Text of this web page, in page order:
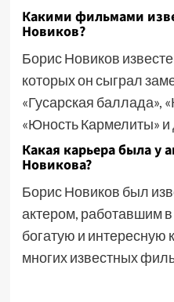
Какими фильмами
Новиков?
Борис Новиков
которых он сыграл
«Гусарская баллада»,
«Юность Кармелиты» и
Какая карьера была у
Новикова?
Борис Новиков был
актером, работавшим
богатую и интересную
многих известных